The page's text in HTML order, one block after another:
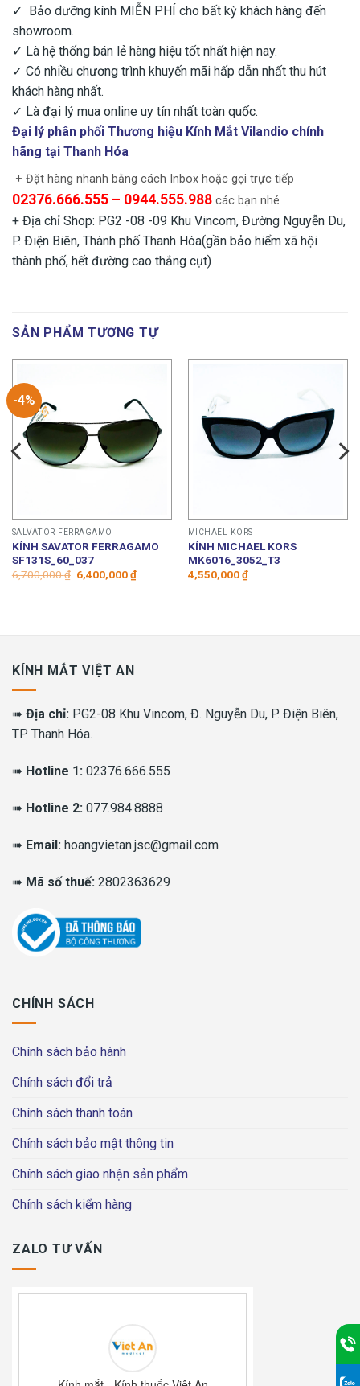
✓ Bảo dưỡng kính MIỄN PHÍ cho bất kỳ khách hàng đến
showroom.
✓ Là hệ thống bán lẻ hàng hiệu tốt nhất hiện nay.
✓ Có nhiều chương trình khuyến mãi hấp dẫn nhất thu hút
khách hàng nhất.
✓ Là đại lý mua online uy tín nhất toàn quốc.
Đại lý phân phối Thương hiệu Kính Mắt Vilandio chính
hãng tại Thanh Hóa
+ Đặt hàng nhanh bằng cách Inbox hoặc gọi trực tiếp
02376.666.555 – 0944.555.988 các bạn nhé
+ Địa chỉ Shop: PG2 -08 -09 Khu Vincom, Đường Nguyễn Du,
P. Điện Biên, Thành phố Thanh Hóa(gần bảo hiểm xã hội
thành phố, hết đường cao thắng cụt)
SẢN PHẨM TƯƠNG TỰ
-4%
SALVATOR FERRAGAMO
KÍNH SAVATOR FERRAGAMO
SF131S_60_037
6,700,000₫ Giá
gốc
6,400,000₫Giá
hiện
MICHAEL KORS
KÍNH MICHAEL KORS
MK6016_3052_T3
4,550,000₫
KÍNH MẮT VIỆT AN
➠ Địa chỉ: PG2-08 Khu Vincom, Đ. Nguyễn Du, P. Điện Biên,
TP. Thanh Hóa.
➠ Hotline 1: 02376.666.555
➠ Hotline 2: 077.984.8888
➠ Email: hoangvietan.jsc@gmail.com
➠ Mã số thuế: 2802363629
CHÍNH SÁCH
Chính sách bảo hành
Chính sách đổi trả
Chính sách thanh toán
Chính sách bảo mật thông tin
Chính sách giao nhận sản phẩm
Chính sách kiểm hàng
ZALO TƯ VẤN